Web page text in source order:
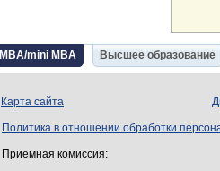
MBA/mini MBA Высшее образование
Карта сайта
Политика в отношении обработки
Приемная комиссия: